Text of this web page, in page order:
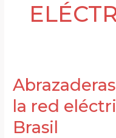
la red
Brasil